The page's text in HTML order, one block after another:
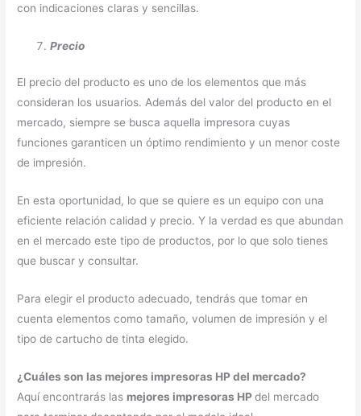
con indicaciones claras y sencillas.
Precio
El precio del producto es uno de los elementos que más
consideran los usuarios. Además del valor del producto en el
mercado, siempre se busca aquella impresora cuyas
funciones garanticen un óptimo rendimiento y un menor coste
de impresión.
En esta oportunidad, lo que se quiere es un equipo con una
eficiente relación calidad y precio. Y la verdad es que abundan
en el mercado este tipo de productos, por lo que solo tienes
que buscar y consultar.
Para elegir el producto adecuado, tendrás que tomar en
cuenta elementos como tamaño, volumen de impresión y el
tipo de cartucho de tinta elegido.
¿Cuáles son las mejores impresoras HP del mercado?
Aquí encontrarás las mejores impresoras HPdel mercado